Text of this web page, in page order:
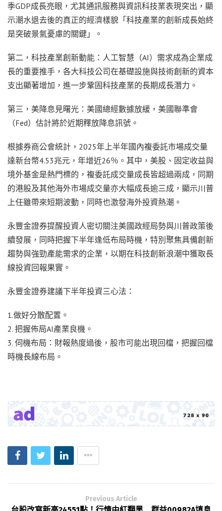
季GDP成長亮眼，尤其通訊服務與資訊科技業表現突出，顯
示潮水退去後的真正的經濟樣貌「科技產業的創新成長始終
是突破景氣憂慮的關鍵」。
第二，科技產業創新動能：人工智慧（AI）需求成為企業成
長的重要推手，各大科技公司在基礎設施與技術創新的資本
支出顯著增加，進一步鞏固科技產業的長期成長潛力。
第三，美降息見曙光：美國總經數據放緩，美國聯準會
（Fed）估計將於近期釋放降息訊號。
根據券商公會統計，2025年上半年國內複委託市場成交量
達新台幣4.53兆元，年增近26％。其中，美股、固定收益與
境外基金是熱門標的，複委託成交量成長皆超過兩成，同期
的港股及其他海外市場成交量亦大幅成長逾三成，顯示川普
上任雖帶來短期波動，同時也激發海外投資熱潮。
永豐金證券提醒投資人密切關注美國政經局勢與川普政策後
續發展，同時把握下半年逢低布局時機，特別聚焦具備創新
趨勢與強勁產能需求的企業，以期在科技創新浪潮中獲取長
線投資回報果實。
永豐金證券建議下半年投資三心法：
1.做好分散配置。
2. 把握佈局AI產業良機。
3. 伺機布局：財報熱度過後，股市可能出現回檔，把握回檔
時機長線布局。
Previous Article